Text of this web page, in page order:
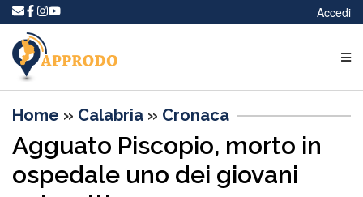
Accedi
Home » Calabria » Cronaca
Agguato Piscopio, morto in
ospedale uno dei giovani